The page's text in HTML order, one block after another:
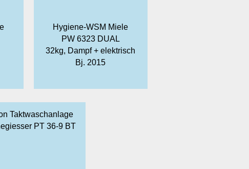
Hygiene-WSM Miele
PW 6323 DUAL
32kg, Dampf + elektrisch
Bj. 2015